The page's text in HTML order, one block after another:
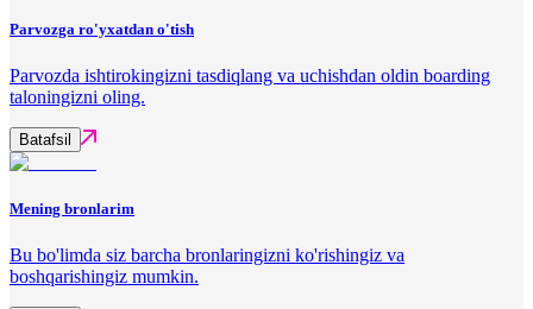
Parvozga ro'yxatdan o'tish
Parvozda ishtirokingizni tasdiqlang va uchishdan oldin boarding
taloningizni oling.
Batafsil
Mening bronlarim
Bu bo'limda siz barcha bronlaringizni ko'rishingiz va
boshqarishingiz mumkin.